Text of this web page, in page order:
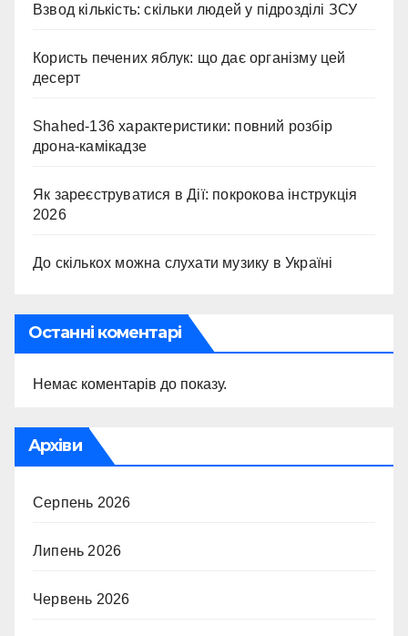
Взвод кількість: скільки людей у підрозділі ЗСУ
Користь печених яблук: що дає організму цей
десерт
Shahed-136 характеристики: повний розбір
дрона-камікадзе
Як зареєструватися в Дії: покрокова інструкція
2026
До скількох можна слухати музику в Україні
Останні коментарі
Немає коментарів до показу.
Архіви
Серпень 2026
Липень 2026
Червень 2026